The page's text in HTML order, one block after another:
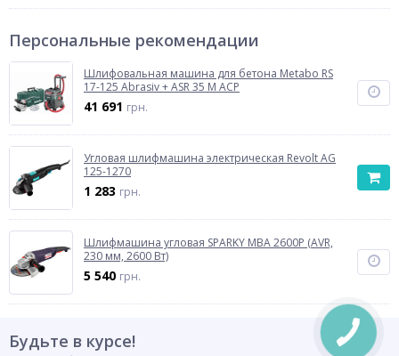
Персональные рекомендации
Шлифовальная машина для бетона Metabo RS
17-125 Abrasiv + ASR 35 M ACP
41 691 грн.
Угловая шлифмашина электрическая Revolt AG
125-1270
1 283 грн.
Шлифмашина угловая SPARKY MBA 2600P (AVR,
230 мм, 2600 Вт)
5 540 грн.
Будьте в курсе!